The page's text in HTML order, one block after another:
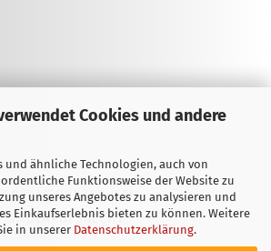
Cookies und andere
und ähnliche Technologien, auch von
Funktionsweise der Website zu
unseres Angebotes zu analysieren und
Einkaufserlebnis bieten zu können. Weitere
in unserer Datenschutzerklärung.
WIDERRUFEN
WIDERRUFSRECHT